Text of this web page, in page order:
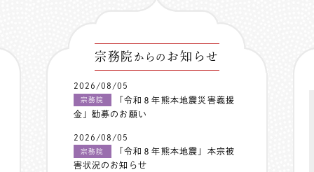
宗務院 からの お知らせ
2026/08/05
宗務院
「令和８年熊本地震災害義援
金」勧募のお願い
2026/08/05
宗務院
「令和８年熊本地震」本宗被
害状況のお知らせ